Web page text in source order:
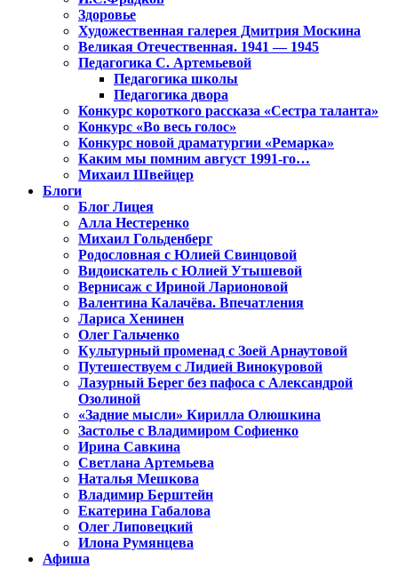
Здоровье
Художественная галерея Дмитрия Москина
Великая Отечественная. 1941 — 1945
Педагогика С. Артемьевой
Педагогика школы
Педагогика двора
Конкурс короткого рассказа «Сестра таланта»
Конкурс «Во весь голос»
Конкурс новой драматургии «Ремарка»
Каким мы помним август 1991-го…
Михаил Швейцер
Блоги
Блог Лицея
Алла Нестеренко
Михаил Гольденберг
Родословная с Юлией Свинцовой
Видоискатель с Юлией Утышевой
Вернисаж с Ириной Ларионовой
Валентина Калачёва. Впечатления
Лариса Хенинен
Олег Гальченко
Культурный променад с Зоей Арнаутовой
Путешествуем с Лидией Винокуровой
Лазурный Берег без пафоса с Александрой
Озолиной
«Задние мысли» Кирилла Олюшкина
Застолье с Владимиром Софиенко
Ирина Савкина
Светлана Артемьева
Наталья Мешкова
Владимир Берштейн
Екатерина Габалова
Олег Липовецкий
Илона Румянцева
Афиша